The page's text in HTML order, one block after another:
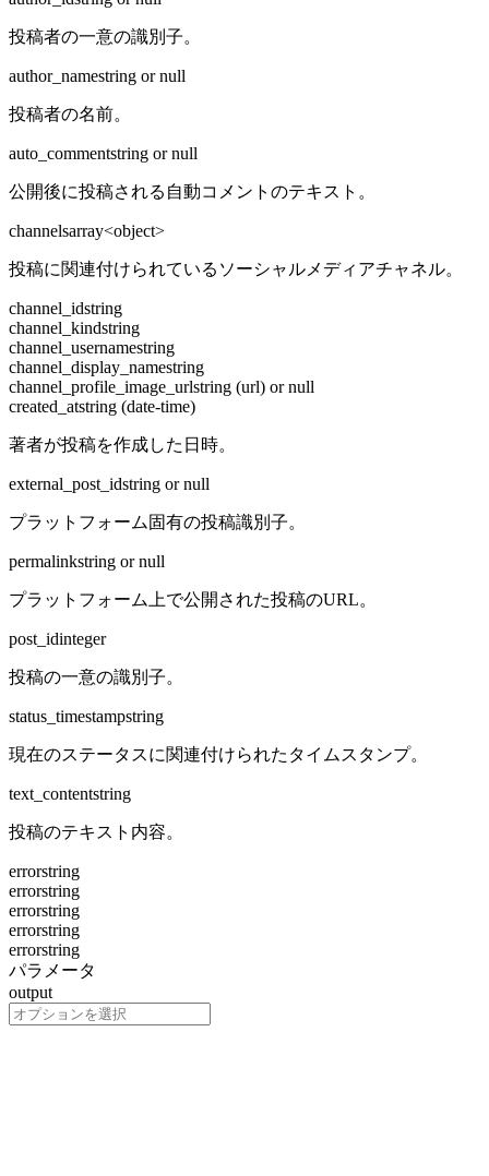
投稿者の一意の識別子。
author_namestring or null
投稿者の名前。
auto_commentstring or null
公開後に投稿される自動コメントのテキスト。
channelsarray<object>
投稿に関連付けられているソーシャルメディアチャネル。
channel_idstring
channel_kindstring
channel_usernamestring
channel_display_namestring
channel_profile_image_urlstring (url) or null
created_atstring (date-time)
著者が投稿を作成した日時。
external_post_idstring or null
プラットフォーム固有の投稿識別子。
permalinkstring or null
プラットフォーム上で公開された投稿のURL。
post_idinteger
投稿の一意の識別子。
status_timestampstring
現在のステータスに関連付けられたタイムスタンプ。
text_contentstring
投稿のテキスト内容。
errorstring
errorstring
errorstring
errorstring
errorstring
パラメータ
output